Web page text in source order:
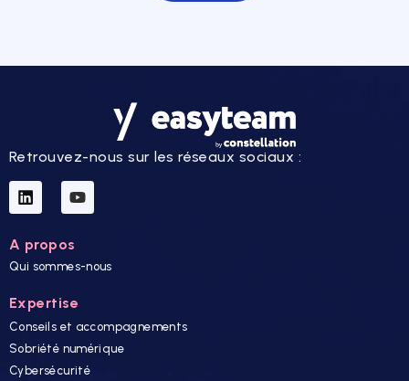
Retrouvez-nous sur les réseaux sociaux :
A propos
Qui sommes-nous
Expertise
Conseils et accompagnements
Sobriété numérique
Cybersécurité